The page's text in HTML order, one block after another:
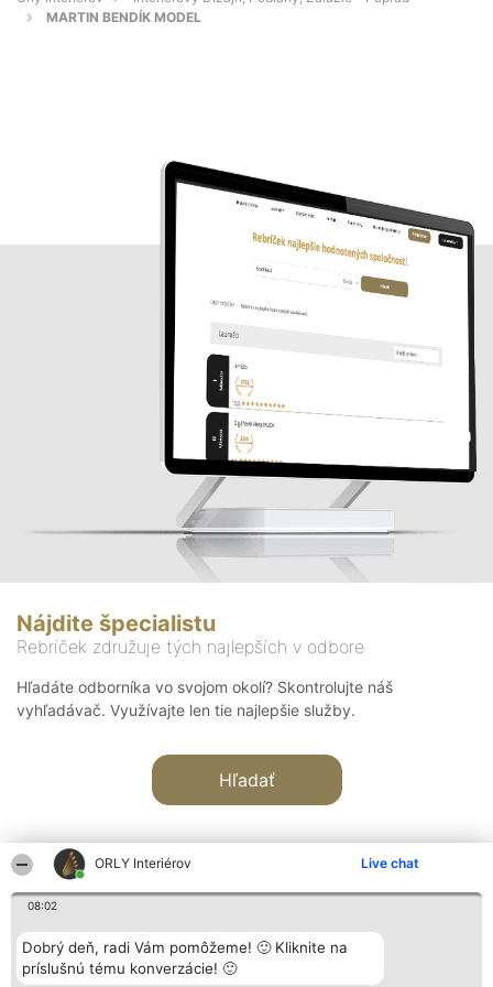
ORLY Interiérov Live chat
08:02
Dobrý deň, radi Vám pomôžeme! 🙂 Kliknite na
príslušnú tému konverzácie! 🙂
MARTIN BENDÍK MODEL
Nájdite špecialistu
Rebríček združuje tých najlepších v odbore
Hľadáte odborníka vo svojom okolí? Skontrolujte náš
vyhľadávač. Využívajte len tie najlepšie služby.
Hľadať
Organizátor hodnotenia
Bright Side Solutions sp. z o.
o. sp. k.
Hodnotenie
Laureáti
Lista
Kontakt
Kontakt